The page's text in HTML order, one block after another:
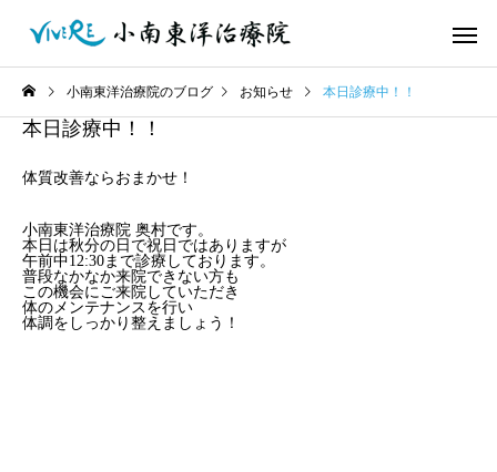
小南東洋治療院のブログ お知らせ 本日診療中！！
本日診療中！！
体質改善ならおまかせ！
小南東洋治療院 奥村です。
本日は秋分の日で祝日ではありますが
午前中12:30まで診療しております。
普段なかなか来院できない方も
この機会にご来院していただき
体のメンテナンスを行い
体調をしっかり整えましょう！